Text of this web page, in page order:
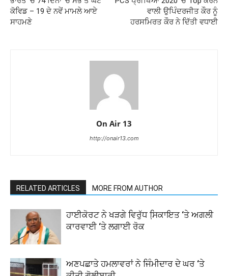
ਕੋਵਿਡ – 19 ਦੇ ਨਵੇਂ ਮਾਮਲੇ ਆਏ
ਸਾਹਮਣੇ
ਵਾਲੀ ਉਪਿੰਦਰਜੀਤ ਕੌਰ ਨੂੰ
ਹਰਸਮਿਰਤ ਕੌਰ ਨੇ ਦਿੱਤੀ ਵਧਾਈ
On Air 13
http://onair13.com
RELATED ARTICLES MORE FROM AUTHOR
ਹਾਈਕੋਰਟ ਨੇ ਖੜਗੇ ਵਿਰੁੱਧ ਸਿ਼ਕਾਇਤ ‘ਤੇ ਅਗਲੀ
ਕਾਰਵਾਈ ‘ਤੇ ਲਗਾਈ ਰੋਕ
ਅਣਪਛਾਤੇ ਹਮਲਾਵਰਾਂ ਨੇ ਜਿੰਮੀਦਾਰ ਦੇ ਘਰ ‘ਤੇ